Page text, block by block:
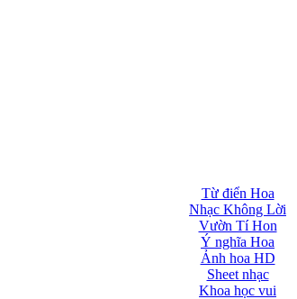
Từ điển Hoa
Nhạc Không Lời
Vườn Tí Hon
Ý nghĩa Hoa
Ảnh hoa HD
Sheet nhạc
Khoa học vui